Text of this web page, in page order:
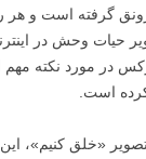
گرفته است و هر
حیات وحش در
در مورد نکته مهم
است.
«خلق کنیم»،